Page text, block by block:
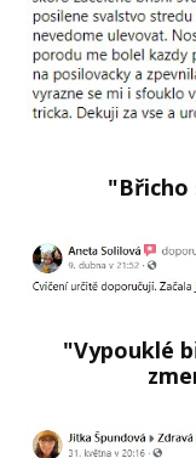
"Břicho
"Vypouklé